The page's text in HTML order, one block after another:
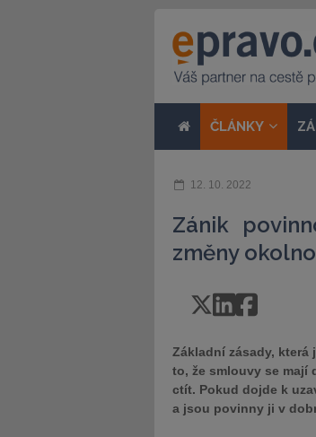
ČLÁNKY
12. 10. 2022
Zánik
změny
Základní zásady,
to, že smlouvy se mají
ctít. Pokud dojde k
a jsou povinny ji v